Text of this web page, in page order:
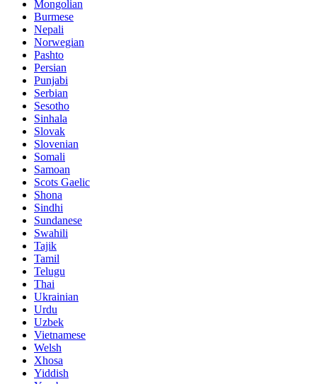
Mongolian
Burmese
Nepali
Norwegian
Pashto
Persian
Punjabi
Serbian
Sesotho
Sinhala
Slovak
Slovenian
Somali
Samoan
Scots Gaelic
Shona
Sindhi
Sundanese
Swahili
Tajik
Tamil
Telugu
Thai
Ukrainian
Urdu
Uzbek
Vietnamese
Welsh
Xhosa
Yiddish